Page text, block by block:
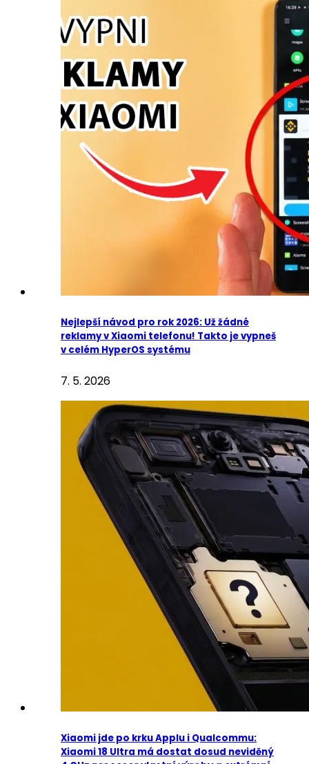
Nejlepší návod pro rok 2026: Už žádné
reklamy v Xiaomi telefonu! Takto je vypneš
v celém HyperOS systému
7. 5. 2026
Xiaomi jde po krku Applu i Qualcommu:
Xiaomi 18 Ultra má dostat dosud neviděný